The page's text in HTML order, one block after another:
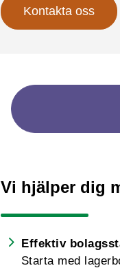
Kontakta oss
Vi hjälper dig
Effektiv
Starta med